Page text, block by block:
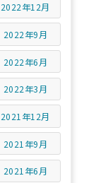
2022年12月
2022年9月
2022年6月
2022年3月
2021年12月
2021年9月
2021年6月